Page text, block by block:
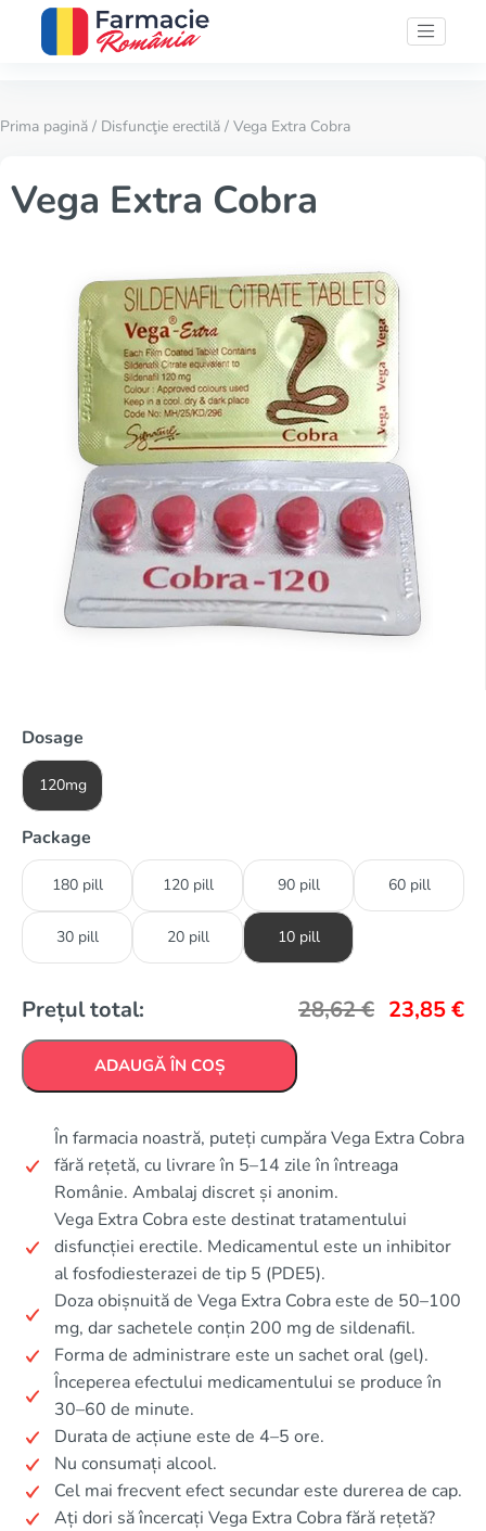
Prima pagină / Disfuncţie erectilă / Vega Extra Cobra
Vega Extra Cobra
Dosage
120mg
Package
180 pill 120 pill 90 pill 60 pill
30 pill 20 pill 10 pill
Prețul total: 28,62€ 23,85€
ADAUGĂ ÎN COȘ
În farmacia noastră, puteți cumpăra Vega Extra Cobra
fără rețetă, cu livrare în 5–14 zile în întreaga
Românie. Ambalaj discret și anonim.
Vega Extra Cobra este destinat tratamentului
disfuncției erectile. Medicamentul este un inhibitor
al fosfodiesterazei de tip 5 (PDE5).
Doza obișnuită de Vega Extra Cobra este de 50–100
mg, dar sachetele conțin 200 mg de sildenafil.
Forma de administrare este un sachet oral (gel).
Începerea efectului medicamentului se produce în
30–60 de minute.
Durata de acțiune este de 4–5 ore.
Nu consumați alcool.
Cel mai frecvent efect secundar este durerea de cap.
Ați dori să încercați Vega Extra Cobra fără rețetă?